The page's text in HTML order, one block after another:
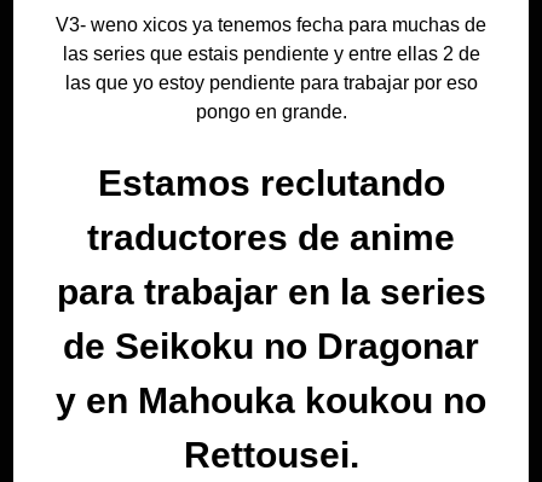
V3- weno xicos ya tenemos fecha para muchas de
las series que estais pendiente y entre ellas 2 de
las que yo estoy pendiente para trabajar por eso
pongo en grande.
Estamos reclutando
traductores de anime
para trabajar en la series
de Seikoku no Dragonar
y en Mahouka koukou no
Rettousei.